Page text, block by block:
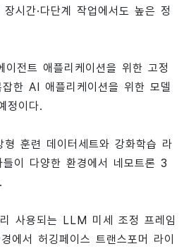
시간·다단계 작업에서도 높은 정
전트 애플리케이션을 위한 고정
한 AI 애플리케이션을 위한 모델
정이다.
훈련 데이터세트와 강화학습 라
이 다양한 환경에서 네모트론 3
사용되는 LLM 미세 조정 프레임
에서 허깅페이스 트랜스포머 라이